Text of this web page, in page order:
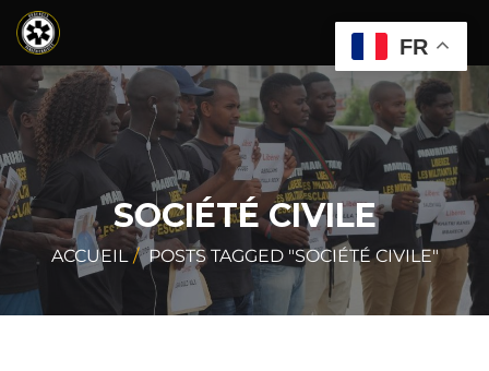
SOCIÉTÉ CIVILE
ACCUEIL POSTS TAGGED "SOCIÉTÉ CIVILE"
FR